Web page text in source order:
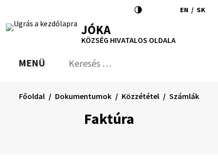
tartalomra
RSS Oldaltérkép
Nyomtatás
EN / SK
JÓKA
KÖZSÉG HIVATALOS OLDALA
VÁLTÁS
MENÜ Keresés:
Faktúra
Főoldal Dokumentumok Közzététel Számlák